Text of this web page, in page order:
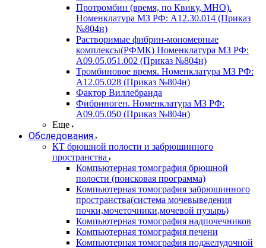
Протромбин (время, по Квику, МНО).
Номенклатура МЗ РФ: A12.30.014 (Приказ
№804н)
Растворимые фибрин-мономерные
комплексы(РФМК) Номенклатура МЗ РФ:
A09.05.051.002 (Приказ №804н)
Тромбиновое время. Номенклатура МЗ РФ:
A12.05.028 (Приказ №804н)
Фактор Виллебранда
Фибриноген. Номенклатура МЗ РФ:
A09.05.050 (Приказ №804н)
Еще
Обследования
КТ брюшной полости и забрюшинного
пространства
Компьютерная томография брюшной
полости (поисковая программа)
Компьютерная томография забрюшинного
пространства(система мочевыведения
почки,мочеточники,мочевой пузырь)
Компьютерная томография надпочечников
Компьютерная томография печени
Компьютерная томография поджелудочной